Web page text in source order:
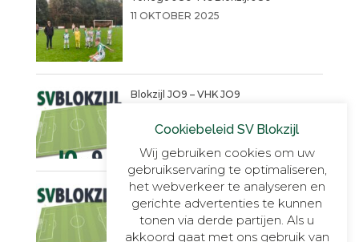
11 OKTOBER 2025
Blokzijl JO9 – VHK JO9
Een warme succesvolle dag!!
14 JUNI 2025
Cookiebeleid SV Blokzijl
Wij gebruiken cookies om uw
gebruikservaring te optimaliseren,
het webverkeer te analyseren en
gerichte advertenties te kunnen
tonen via derde partijen. Als u
akkoord gaat met ons gebruik van